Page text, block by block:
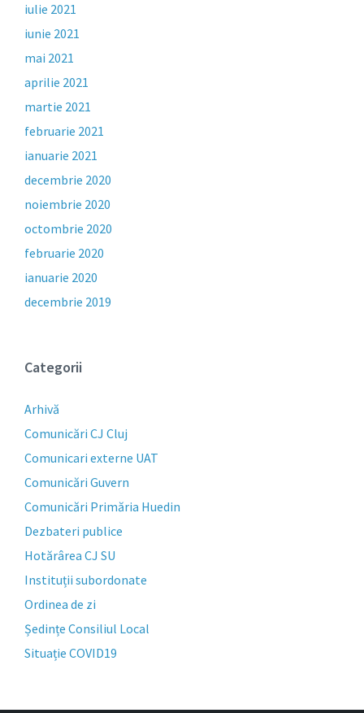
iulie 2021
iunie 2021
mai 2021
aprilie 2021
martie 2021
februarie 2021
ianuarie 2021
decembrie 2020
noiembrie 2020
octombrie 2020
februarie 2020
ianuarie 2020
decembrie 2019
Categorii
Arhivă
Comunicări CJ Cluj
Comunicari externe UAT
Comunicări Guvern
Comunicări Primăria Huedin
Dezbateri publice
Hotărârea CJ SU
Instituții subordonate
Ordinea de zi
Ședințe Consiliul Local
Situație COVID19